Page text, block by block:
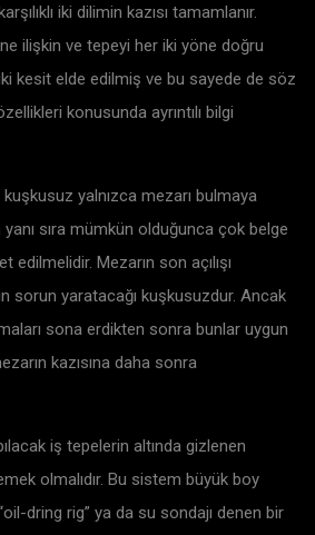
iki dilimin kazısı tamamlanır.
ilişkin ve tepeyi her iki yöne doğru
kesit elde edilmiş ve bu sayede de söz
konusunda ayrıntılı bilgi
yalnızca mezarı bulmaya
sıra mümkün olduğunca çok belge
Mezarın son açılışı
sorun yaratacağı kuşkusuzdur. Ancak
sona erdikten sonra bunlar uygun
kazısına daha sonra
iş tepelerin altında gizlenen
olmalıdır. Bu sistem büyük boy
dring rig” ya da su sondajı denen bir